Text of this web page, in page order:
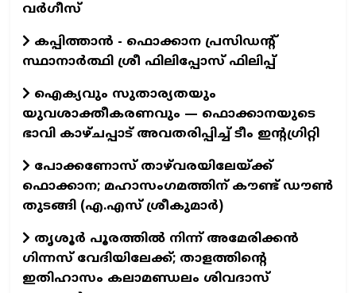
വർഗീസ്
കപ്പിത്താൻ - ഫൊക്കാന പ്രസിഡന്റ്
സ്ഥാനാർത്ഥി ശ്രീ ഫിലിപ്പോസ് ഫിലിപ്പ്
ഐക്യവും സുതാര്യതയും
യുവശാക്തീകരണവും — ഫൊക്കാനയുടെ
ഭാവി കാഴ്ചപ്പാട് അവതരിപ്പിച്ച് ടീം ഇന്റഗ്രിറ്റി
പോക്കണോസ് താഴ്‌വരയിലേയ്ക്ക്
ഫൊക്കാന; മഹാസംഗമത്തിന് കൗണ്ട് ഡൗണ്‍
തുടങ്ങി (എ.എസ് ശ്രീകുമാര്‍)
തൃശൂർ പൂരത്തിൽ നിന്ന് അമേരിക്കൻ
ഗിന്നസ് വേദിയിലേക്ക്; താളത്തിന്റെ
ഇതിഹാസം കലാമണ്ഡലം ശിവദാസ്